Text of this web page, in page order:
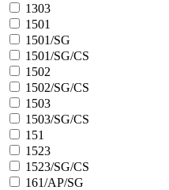
1303
1501
1501/SG
1501/SG/CS
1502
1502/SG/CS
1503
1503/SG/CS
151
1523
1523/SG/CS
161/AP/SG